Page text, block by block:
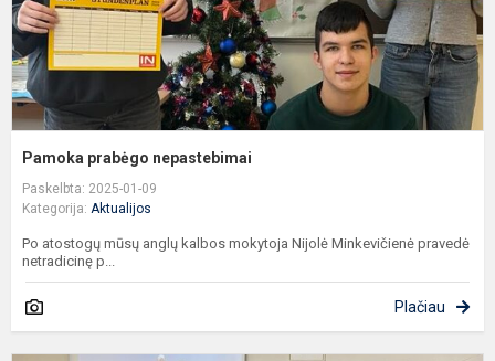
Pamoka prabėgo nepastebimai
Paskelbta: 2025-01-09
Kategorija: Aktualijos
Po atostogų mūsų anglų kalbos mokytoja Nijolė Minkevičienė pravedė
netradicinę p...
Plačiau